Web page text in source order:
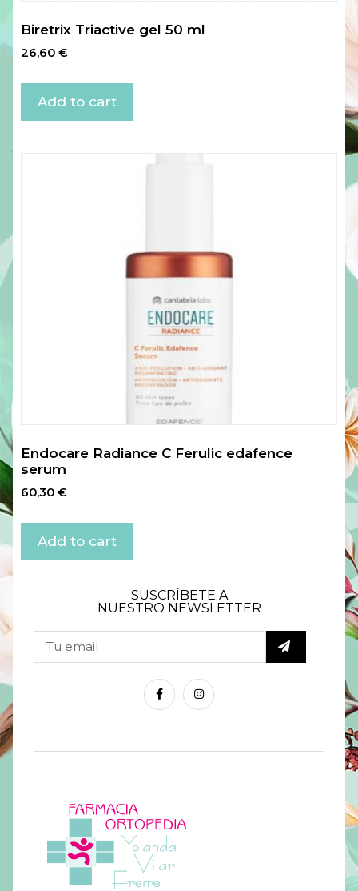
Biretrix Triactive gel 50 ml
26,60 €
Add to cart
Endocare Radiance C Ferulic edafence
serum
60,30 €
Add to cart
SUSCRÍBETE A
NUESTRO NEWSLETTER